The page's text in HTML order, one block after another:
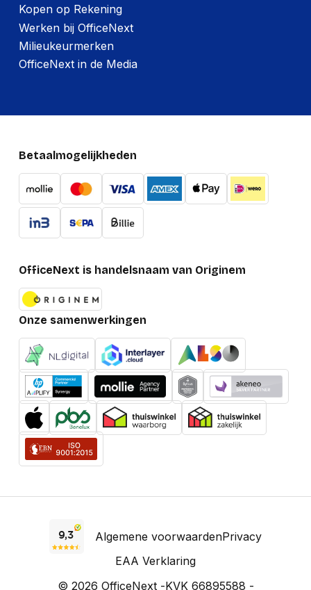
Kopen op Rekening
Werken bij OfficeNext
Milieukeurmerken
OfficeNext in de Media
Betaalmogelijkheden
OfficeNext is handelsnaam van Originem
Onze samenwerkingen
Algemene voorwaardenPrivacy
EAA Verklaring
© 2026 OfficeNext -KVK 66895588 -